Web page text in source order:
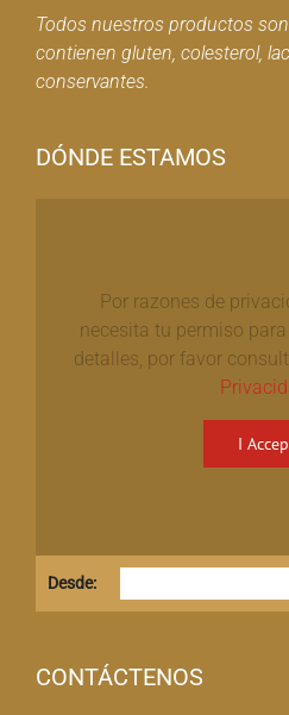
Todos nuestros productos
contienen gluten, colesterol,
conservantes.
DÓNDE ESTAMOS
Por razones de
necesita tu permiso
detalles, por favor
I
Desde:
CONTÁCTENOS